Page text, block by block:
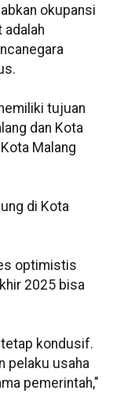
okupansi
adalah
tujuan
dan Kota
Malang
di Kota
optimistis
2025 bisa
kondusif.
pelaku usaha
pemerintah,"